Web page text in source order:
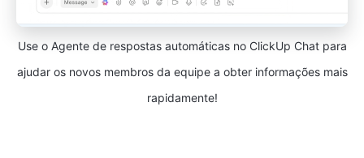
Use o Agente de respostas automáticas no ClickUp Chat para
ajudar os novos membros da equipe a obter informações mais
rapidamente!